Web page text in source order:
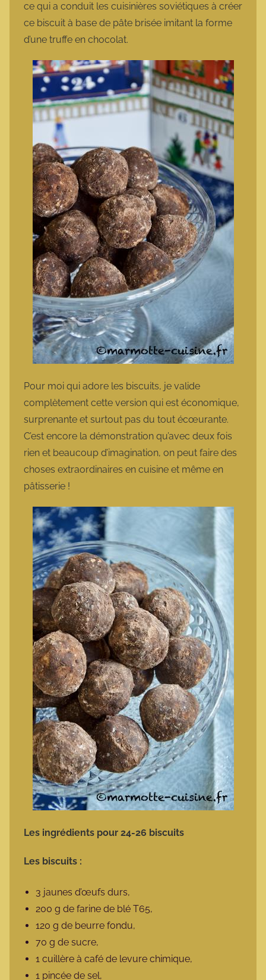
ce qui a conduit les cuisinières soviétiques à créer
ce biscuit à base de pâte brisée imitant la forme
d’une truffe en chocolat.
Pour moi qui adore les biscuits, je valide
complètement cette version qui est économique,
surprenante et surtout pas du tout écœurante.
C’est encore la démonstration qu’avec deux fois
rien et beaucoup d’imagination, on peut faire des
choses extraordinaires en cuisine et même en
pâtisserie !
Les ingrédients pour 24-26 biscuits
Les biscuits :
3 jaunes d’œufs durs,
200 g de farine de blé T65,
120 g de beurre fondu,
70 g de sucre,
1 cuillère à café de levure chimique,
1 pincée de sel,